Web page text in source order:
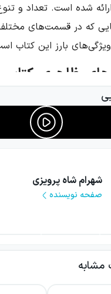
شده است. تعداد و
که در قسمت‌های
بارز این کتاب
از نشر الگو
کتاب شیمی ۳ پایه دوازدهم
جلد با ۶۱۶ صفحه چاپ شده
در هر فصل به ترتیب
چهار گزینه‌ای
از سبز کم‌رنگ
شهرام شاه پرویزی
صفحه نویسنده